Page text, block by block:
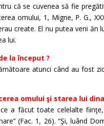
că se cuvenea să fie
omului, 1, Migne, P. G.,
create. El nu putea veni ăn
lui.
la început ?
atunci când au fost
omului şi starea lui
a făcut toate celelalte
(Fac. 1, 26). “Şi, luând